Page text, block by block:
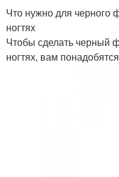
Черный лак
Что нужно для черного
ногтях
Чтобы сделать черный
ногтях, вам